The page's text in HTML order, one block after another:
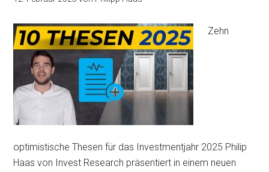
Zehn
optimistische Thesen für das Investmentjahr 2025 Philip
Haas von Invest Research präsentiert in einem neuen